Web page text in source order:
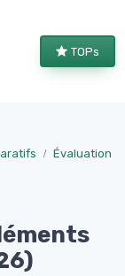
TOPs
Évaluations